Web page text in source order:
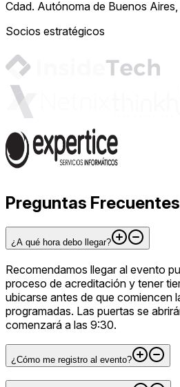
Cdad. Autónoma de Buenos
Socios estratégicos
Preguntas Frecuentes
¿A qué hora debo llegar?
Recomendamos llegar al evento
proceso de acreditación y tener
ubicarse antes de que comiencen
programadas. Las puertas se
comenzará a las 9:30.
¿Cómo me registro al evento?